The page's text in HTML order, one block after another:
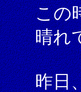
この
晴れ
昨日